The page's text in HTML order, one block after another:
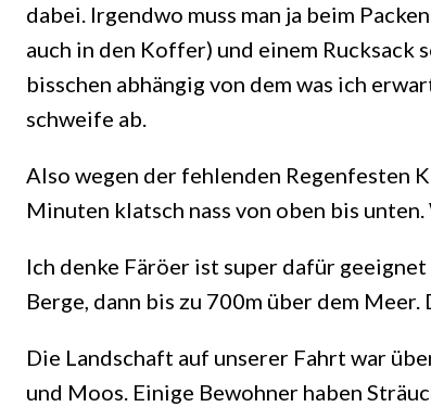
dabei. Irgendwo muss man ja beim
auch in den Koffer) und einem
bisschen abhängig von dem was ich
schweife ab.
Also wegen der fehlenden Regenfesten
Minuten klatsch nass von oben bis
Ich denke Färöer ist super dafür
Berge, dann bis zu 700m über dem
Die Landschaft auf unserer Fahrt war
und Moos. Einige Bewohner haben